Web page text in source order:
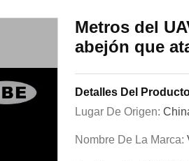
Metros del
abejón que
Detalles Del
Lugar De Origen:
Nombre De La Marca: